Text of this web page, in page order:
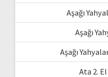
Aşağı
Aşağı
Aşağı
Ata 2.